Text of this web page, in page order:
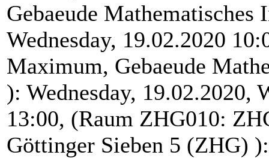
Gebaeude
Wednesday, 19.02.2020
Maximum, Gebaeude
): Wednesday, 19.02.2020,
13:00, (Raum ZHG010:
Göttinger Sieben 5 (ZHG)